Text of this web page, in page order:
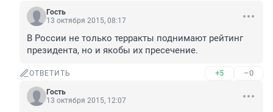
Гость
13 октября 2015, 08:17
В России не только терракты поднимают рейтинг
президента, но и якобы их пресечение.
ОТВЕТИТЬ +5 –0
Гость
13 октября 2015, 12:07